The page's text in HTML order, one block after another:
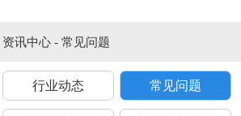
资讯中心 - 常见问题
行业动态 常见问题